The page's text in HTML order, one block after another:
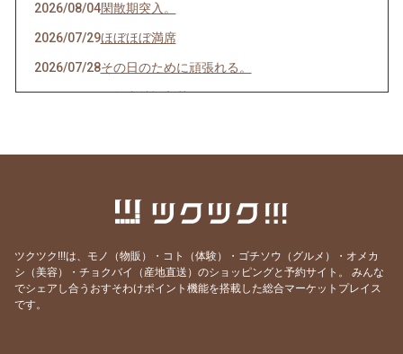
2026/08/04閑散期突入。
2026/07/29ほぼほぼ満席
2026/07/28その日のために頑張れる。
2026/07/27天然岩牡蠣入荷
2026/07/21明けましてお疲れ様！
2026/07/17 ご要望にお応えして。
2026/07/14 猛暑日の日は上々や！
ツクツク!!!は、モノ（物販）・コト（体験）・ゴチソウ（グルメ）・オメカ
シ（美容）・チョクバイ（産地直送）のショッピングと予約サイト。
みんな
でシェアし合うおすそわけポイント機能を搭載した総合マーケットプレイス
です。